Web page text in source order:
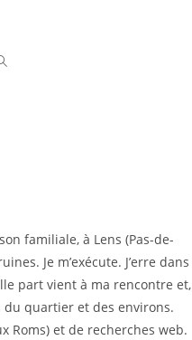
familiale, à Lens (Pas-de-
Je m’exécute. J’erre dans
part vient à ma rencontre et,
du quartier et des environs.
Roms) et de recherches web.